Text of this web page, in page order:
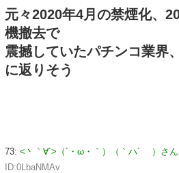
元々2020年4月の禁煙化、
機撤去で
震撼していたパチンコ業界
に返りそう
73: <丶｀∀´>（´・ω・｀）（｀ハ´ ）さん
ID:0LbaNMAv